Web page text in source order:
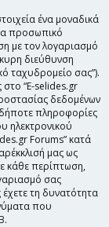
ένα μοναδικά
προσωπικό
με τον λογαριασμό
διεύθυνση
ταχυδρομείο σας”).
“E-selides.gr
δεδομένων
πληροφορίες
ηλεκτρονικού
Forums” κατά
μας ως
κάθε περίπτωση,
σας
τη δυνατότητα
που